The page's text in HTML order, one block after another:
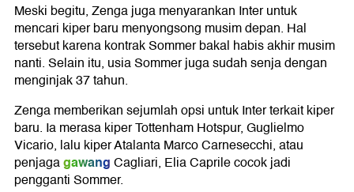
Meski begitu, Zenga juga menyarankan Inter untuk
mencari kiper baru menyongsong musim depan. Hal
tersebut karena kontrak Sommer bakal habis akhir musim
nanti. Selain itu, usia Sommer juga sudah senja dengan
menginjak 37 tahun.
Zenga memberikan sejumlah opsi untuk Inter terkait kiper
baru. Ia merasa kiper Tottenham Hotspur, Guglielmo
Vicario, lalu kiper Atalanta Marco Carnesecchi, atau
penjagagawangCagliari, Elia Caprile cocok jadi
pengganti Sommer.